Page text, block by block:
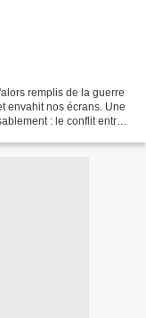
remplis de la guerre
envahit nos écrans. Une
: le conflit entre